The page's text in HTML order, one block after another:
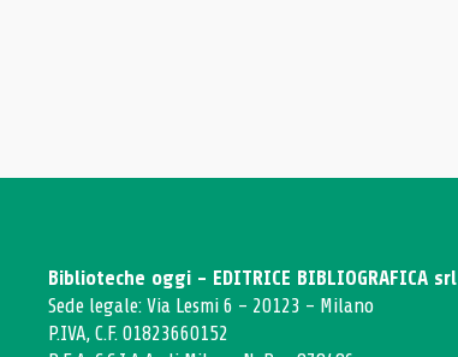
Biblioteche oggi - EDITRICE BIBLIOGRAFICA srl
Sede legale: Via Lesmi 6 - 20123 - Milano
P.IVA, C.F. 01823660152